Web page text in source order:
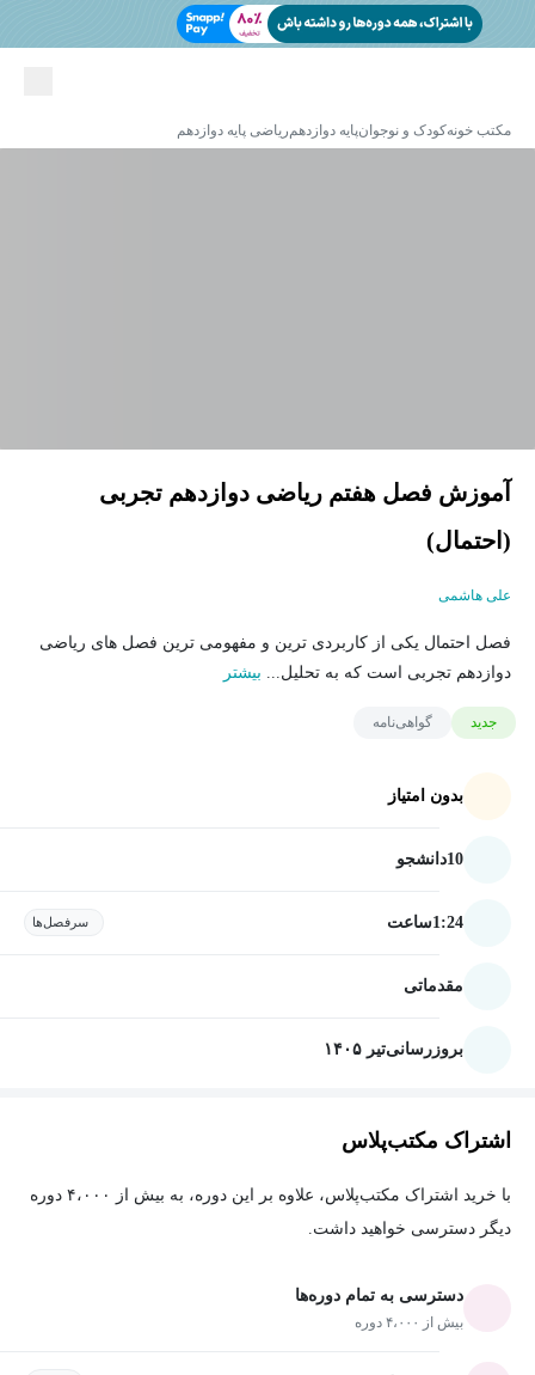
مکتب خونهکودک و نوجوانپایه دوازدهمریاضی پایه دوازدهم
آموزش فصل هفتم ریاضی دوازدهم تجربی
(احتمال)
علی هاشمی
فصل احتمال یکی از کاربردی ترین و مفهومی ترین فصل های ریاضی
دوازدهم تجربی است که به تحلیل... بیشتر
جدید گواهی‌نامه
بدون امتیاز
10دانشجو
1:24ساعت سرفصل‌ها
مقدماتی
بروزرسانیتیر ۱۴۰۵
اشتراک مکتب‌پلاس
با خرید اشتراک مکتب‌پلاس، علاوه بر این دوره، به بیش از ۴،۰۰۰ دوره
دیگر دسترسی خواهید داشت.
دسترسی به تمام دوره‌ها
بیش از ۴،۰۰۰ دوره